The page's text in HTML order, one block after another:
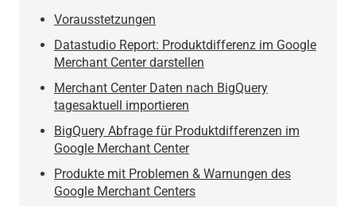
Vorausstetzungen
Datastudio Report: Produktdifferenz im Google
Merchant Center darstellen
Merchant Center Daten nach BigQuery
tagesaktuell importieren
BigQuery Abfrage für Produktdifferenzen im
Google Merchant Center
Produkte mit Problemen & Warnungen des
Google Merchant Centers